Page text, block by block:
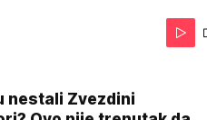
nestali Zvezdini